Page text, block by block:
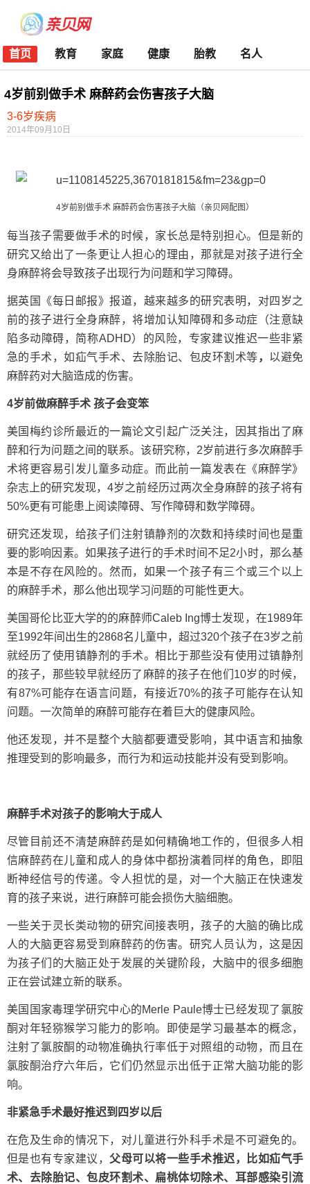
首页 教育 家庭 健康 胎教 名人
4岁前别做手术 麻醉药会伤害孩子大脑
3-6岁疾病
2014年09月10日
4岁前别做手术 麻醉药会伤害孩子大脑（亲贝网配图）
每当孩子需要做手术的时候，家长总是特别担心。但是新的
研究又给出了一条更让人担心的理由，那就是对孩子进行全
身麻醉将会导致孩子出现行为问题和学习障碍。
据英国《每日邮报》报道，越来越多的研究表明，对四岁之
前的孩子进行全身麻醉，将增加认知障碍和多动症（注意缺
陷多动障碍，简称ADHD）的风险，专家建议推迟一些非紧
急的手术，如疝气手术、去除胎记、包皮环割术等， 以避免
麻醉药对大脑造成的伤害。
4岁前做麻醉手术 孩子会变笨
美国梅约诊所最近的一篇论文引起广泛关注，因其指出了麻
醉和行为问题之间的联系。该研究称，2岁前进行多次麻醉手
术将更容易引发儿童多动症。而此前一篇发表在《麻醉学》
杂志上的研究发现，4岁之前经历过两次全身麻醉的孩子将有
50%更有可能患上阅读障碍、写作障碍和数学障碍。
研究还发现，给孩子们注射镇静剂的次数和持续时间也是重
要的影响因素。如果孩子进行的手术时间不足2小时，那么基
本是不存在风险的。然而，如果一个孩子有三个或三个以上
的麻醉手术，那么他出现学习问题的可能性更大。
美国哥伦比亚大学的的麻醉师Caleb Ing博士发现，在1989年
至1992年间出生的2868名儿童中，超过320个孩子在3岁之前
就经历了使用镇静剂的手术。相比于那些没有使用过镇静剂
的孩子，那些较早就经历了麻醉的孩子在他们10岁的时候，
有87%可能存在语言问题，有接近70%的孩子可能存在认知
问题。一次简单的麻醉可能存在着巨大的健康风险。
他还发现，并不是整个大脑都要遭受影响，其中语言和抽象
推理受到的影响最多，而行为和运动技能并没有受到影响。
麻醉手术对孩子的影响大于成人
尽管目前还不清楚麻醉药是如何精确地工作的，但很多人相
信麻醉药在儿童和成人的身体中都扮演着同样的角色，即阻
断神经信号的传递。令人担忧的是，对一个大脑正在快速发
育的孩子来说，进行麻醉可能会损伤大脑细胞。
一些关于灵长类动物的研究间接表明，孩子的大脑的确比成
人的大脑更容易受到麻醉药的伤害。研究人员认为，这是因
为孩子们的大脑正处于发展的关键阶段，大脑中的很多细胞
正在尝试建立新的联系。
美国国家毒理学研究中心的Merle Paule博士已经发现了氯胺
酮对年轻猕猴学习能力的影响。即使是学习最基本的概念，
注射了氯胺酮的动物准确执行率低于对照组的动物，而且在
氯胺酮治疗六年后，它们仍然显示出低于正常大脑功能的影
响。
非紧急手术最好推迟到四岁以后
在危及生命的情况下，对儿童进行外科手术是不可避免的。
但是也有专家建议， 父母可以将一些手术推迟，比如疝气手
术、去除胎记、包皮环割术、扁桃体切除术、耳部感染引流